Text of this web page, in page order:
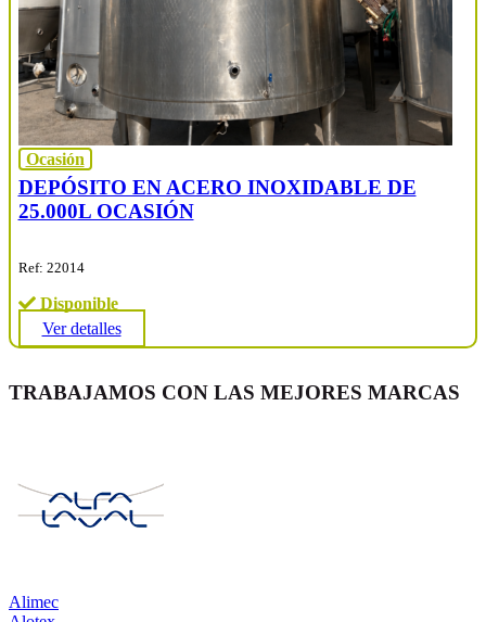
Ocasión
DEPÓSITO EN ACERO INOXIDABLE DE
25.000L OCASIÓN
Ref: 22014
Disponible
Ver detalles
TRABAJAMOS CON LAS MEJORES MARCAS
Alimec